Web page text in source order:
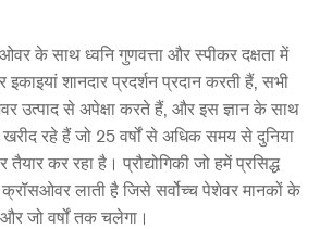
के साथ ध्वनि गुणवत्ता और स्पीकर दक्षता में
शानदार प्रदर्शन प्रदान करती हैं, सभी
उत्पाद से अपेक्षा करते हैं, और इस ज्ञान के साथ
रहे हैं जो 25 वर्षों से अधिक समय से दुनिया
तैयार कर रहा है। प्रौद्योगिकी जो हमें प्रसिद्ध
लाती है जिसे सर्वोच्च पेशेवर मानकों के
और जो वर्षों तक चलेगा।